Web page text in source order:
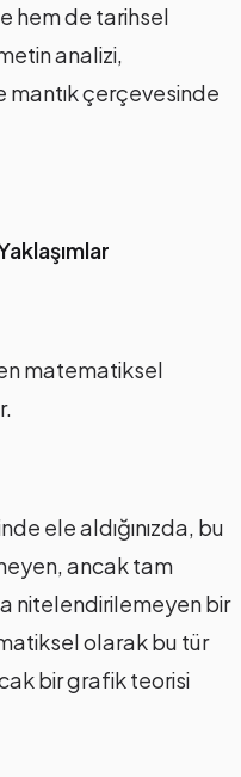
hem de tarihsel
analizi,
çerçevesinde
matematiksel
ele aldığınızda, bu
ancak tam
nitelendirilemeyen bir
olarak bu tür
bir grafik teorisi